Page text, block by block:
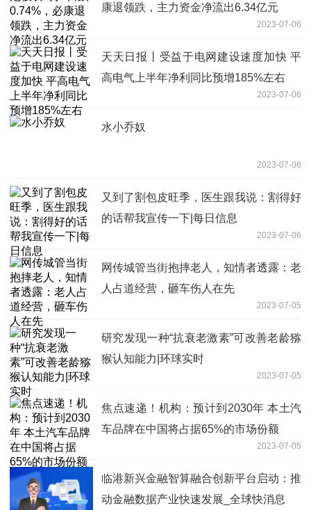
康退领跌，主力资金净流出6.34亿元
2023-07-06
天天日报丨受益于电网建设速度加快 平
高电气上半年净利同比预增185%左右
2023-07-06
水小乔奴
2023-07-06
又到了割包皮旺季，医生跟我说：割得好
的话帮我宣传一下|每日信息
2023-07-06
网传城管当街抱摔老人，知情者透露：老
人占道经营，砸车伤人在先
2023-07-05
研究发现一种“抗衰老激素”可改善老龄猕
猴认知能力|环球实时
2023-07-05
焦点速递！机构：预计到2030年 本土汽
车品牌在中国将占据65%的市场份额
2023-07-05
临港新兴金融智算融合创新平台启动：推
动金融数据产业快速发展_全球快消息